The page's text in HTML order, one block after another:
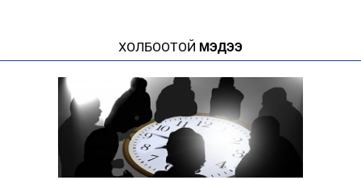
ХОЛБООТОЙ МЭДЭЭ